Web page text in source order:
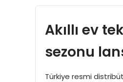
Akıllı ev
sezonu
Türkiye resmi